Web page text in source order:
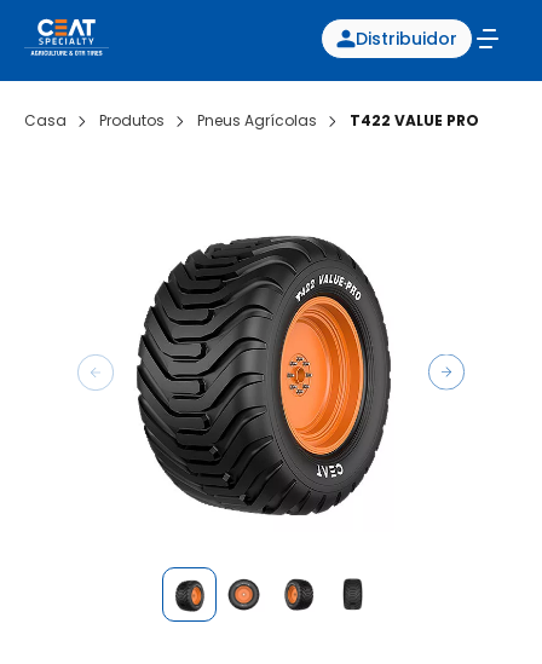
Distribuidor
Casa Produtos Pneus Agrícolas T422 VALUE PRO